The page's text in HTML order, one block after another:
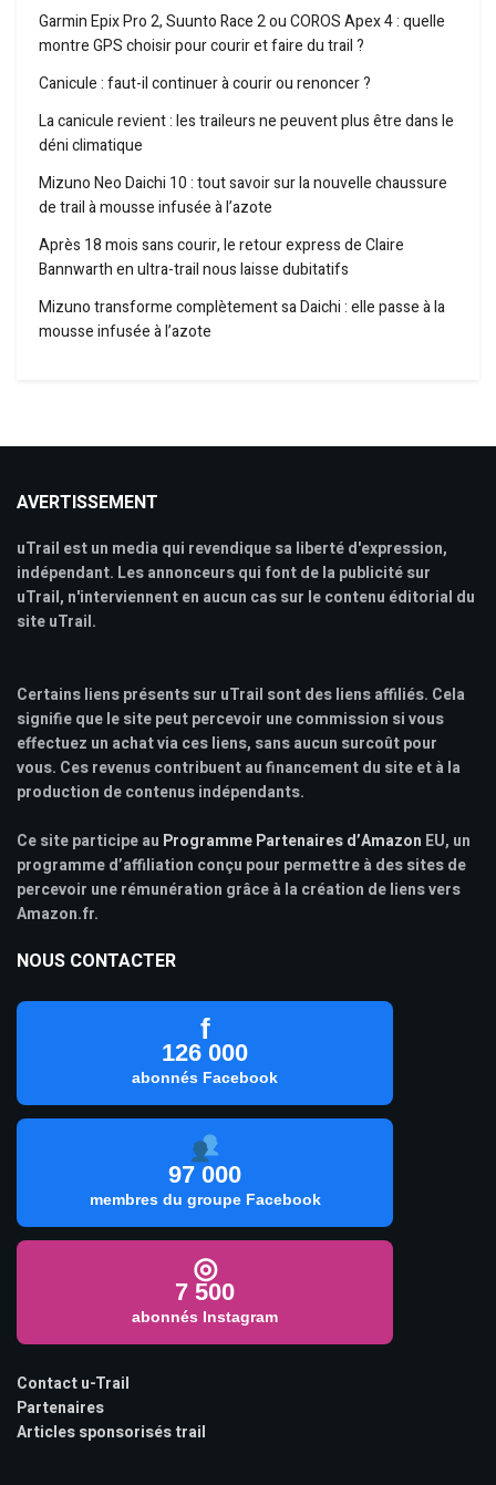
Garmin Epix Pro 2, Suunto Race 2 ou COROS Apex 4 : quelle
montre GPS choisir pour courir et faire du trail ?
Canicule : faut-il continuer à courir ou renoncer ?
La canicule revient : les traileurs ne peuvent plus être dans le
déni climatique
Mizuno Neo Daichi 10 : tout savoir sur la nouvelle chaussure
de trail à mousse infusée à l’azote
Après 18 mois sans courir, le retour express de Claire
Bannwarth en ultra-trail nous laisse dubitatifs
Mizuno transforme complètement sa Daichi : elle passe à la
mousse infusée à l’azote
AVERTISSEMENT
uTrail est un media qui revendique sa liberté d'expression,
indépendant. Les annonceurs qui font de la publicité sur
uTrail, n'interviennent en aucun cas sur le contenu éditorial du
site uTrail.
Certains liens présents sur uTrail sont des liens affiliés. Cela
signifie que le site peut percevoir une commission si vous
effectuez un achat via ces liens, sans aucun surcoût pour
vous. Ces revenus contribuent au financement du site et à la
production de contenus indépendants.
Ce site participe au Programme Partenaires d’Amazon EU, un
programme d’affiliation conçu pour permettre à des sites de
percevoir une rémunération grâce à la création de liens vers
Amazon.fr.
NOUS CONTACTER
f
126 000
abonnés Facebook
97 000
membres du groupe Facebook
◎
7 500
abonnés Instagram
Contact u-Trail
Partenaires
Articles sponsorisés trail